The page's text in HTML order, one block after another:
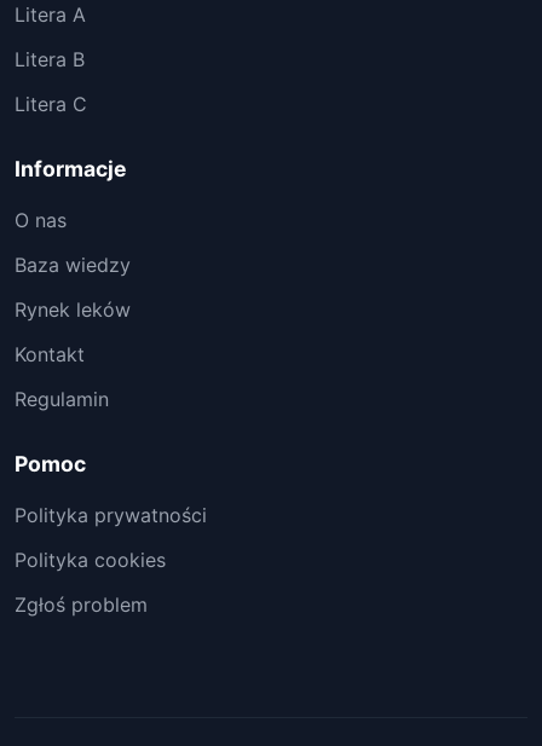
Litera A
Litera B
Litera C
Informacje
O nas
Baza wiedzy
Rynek leków
Kontakt
Regulamin
Pomoc
Polityka prywatności
Polityka cookies
Zgłoś problem